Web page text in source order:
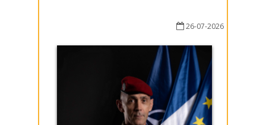
26-07-2026